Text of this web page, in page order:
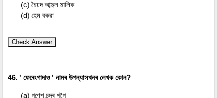
(c) চৈয়দ আব্দুল মালিক
(d) হেম বৰুৱা
Check Answer
46. ' ফেৰেংগাদাও ' নামৰ উপন্যাসখনৰ লেখক কোন?
(a) গণেশ চন্দ্ৰ গগৈ